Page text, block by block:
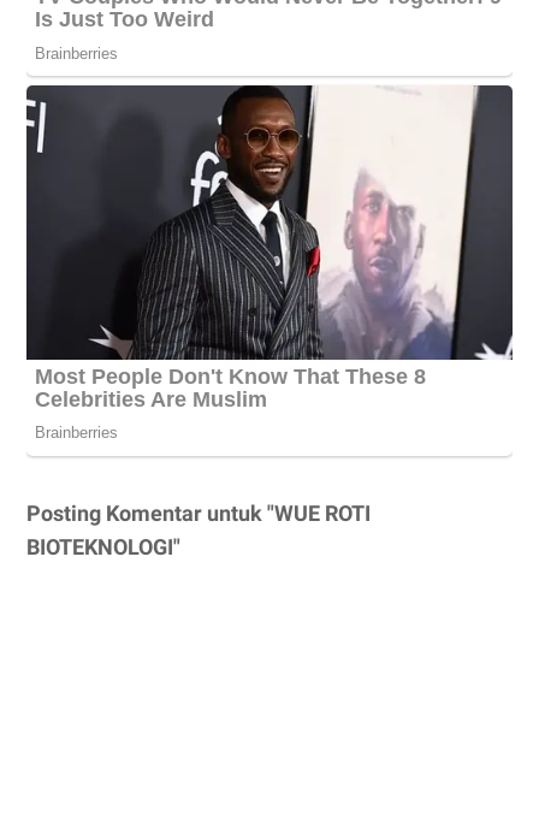
Posting Komentar untuk "WUE ROTI
BIOTEKNOLOGI"